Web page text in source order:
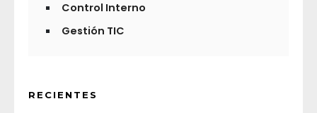
Control Interno
Gestión TIC
RECIENTES